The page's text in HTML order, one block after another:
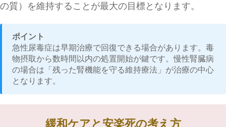
の質）を維持することが最大の目標となります。
ポイント
急性尿毒症は早期治療で回復できる場合があります。毒
物摂取から数時間以内の処置開始が鍵です。慢性腎臓病
の場合は「残った腎機能を守る維持療法」が治療の中心
となります。
緩和ケアと安楽死の考え方